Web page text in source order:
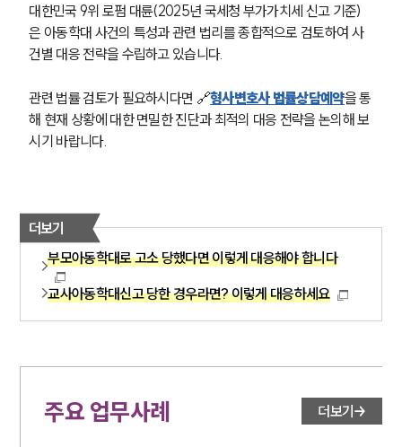
대한민국 9위 로펌 대륜(2025년 국세청 부가가치세 신고 기준)
은 아동학대 사건의 특성과 관련 법리를 종합적으로 검토하여 사
건별 대응 전략을 수립하고 있습니다.
관련 법률 검토가 필요하시다면 🔗형사변호사 법률상담예약을 통
해 현재 상황에 대한 면밀한 진단과 최적의 대응 전략을 논의해 보
시기 바랍니다.
더보기
부모아동학대로 고소 당했다면 이렇게 대응해야 합니다
교사아동학대신고 당한 경우라면? 이렇게 대응하세요
주요 업무사례 더보기